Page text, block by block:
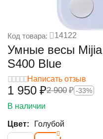
Код товара: 14122
Умные весы
S400 Blue
Написать отзыв
1 950 ₽2 900 ₽ -33%
В наличии
Цвет: Голубой